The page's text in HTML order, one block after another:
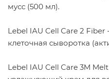
мусс (500 мл).
Lebel IAU Cell Care 2 Fiber
клеточная сыворотка
Lebel IAU Cell Care 3M